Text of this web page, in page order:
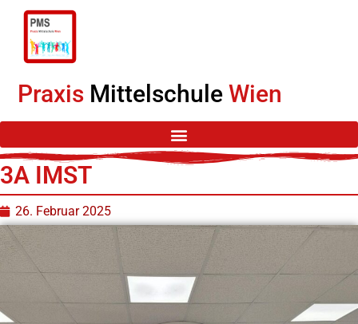
Praxis MittelschuleWien
3A IMST
26. Februar 2025